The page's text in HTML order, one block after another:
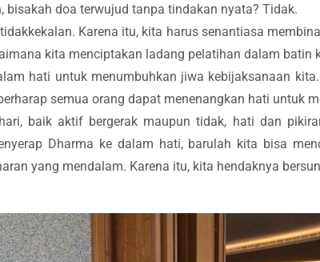
bisakah doa terwujud tanpa tindakan nyata? Tidak.
Karena itu, kita harus senantiasa
kita menciptakan ladang pelatihan dalam batin
hati untuk menumbuhkan jiwa kebijaksanaan
semua orang dapat menenangkan hati untuk
baik aktif bergerak maupun tidak, hati dan
Dharma ke dalam hati, barulah kita bisa
yang mendalam. Karena itu, kita hendaknya